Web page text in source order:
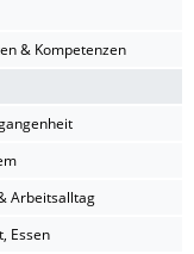
& Kompetenzen
Arbeitsalltag
Essen